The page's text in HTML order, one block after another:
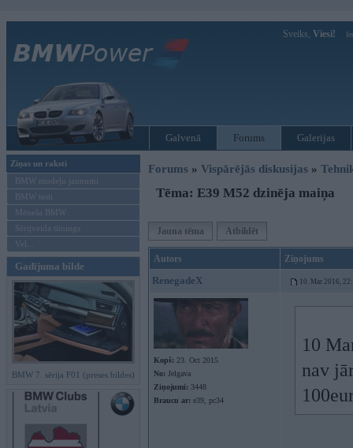
Sveiks, Viesi!
Galvenā Forums Galerijas
Ziņas un raksti
BMW modeļu jaunumi
BMW testi
Mēneša BMW
Sērijveida tūnings
Vel...
Gadījuma bilde
BMW 7. sērija F01 (preses bildes)
Forums » Vispārējās diskusijas »
Tēma: E39 M52 dzinēja maiņa
Jauna tēma Atbildēt
Autors Ziņojums
RenegadeX 10. Mar 2016,
Kopš: 23. Oct 2015
No: Jelgava
Ziņojumi: 3448
Braucu ar: e39, pc34
10
nav